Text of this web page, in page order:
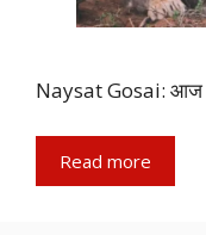
Naysat Gosai: आज
Read more